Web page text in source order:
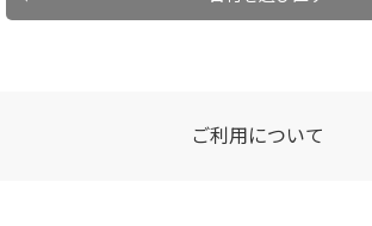
ご利用について